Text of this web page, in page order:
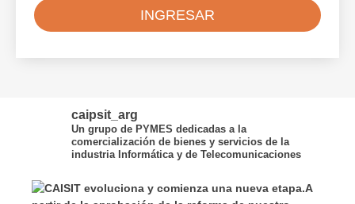
INGRESAR
caipsit_arg
Un grupo de PYMES dedicadas a la
comercialización de bienes y servicios de la
industria Informática y de Telecomunicaciones